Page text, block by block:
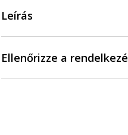
Leírás
Ellenőrizze a